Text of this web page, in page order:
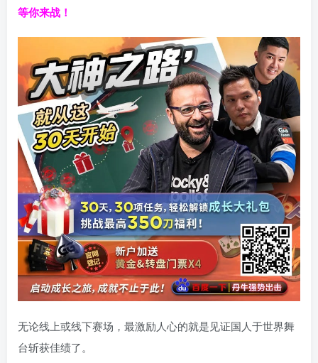
等你来战！
无论线上或线下赛场，最激励人心的就是见证国人于世界舞
台斩获佳绩了。